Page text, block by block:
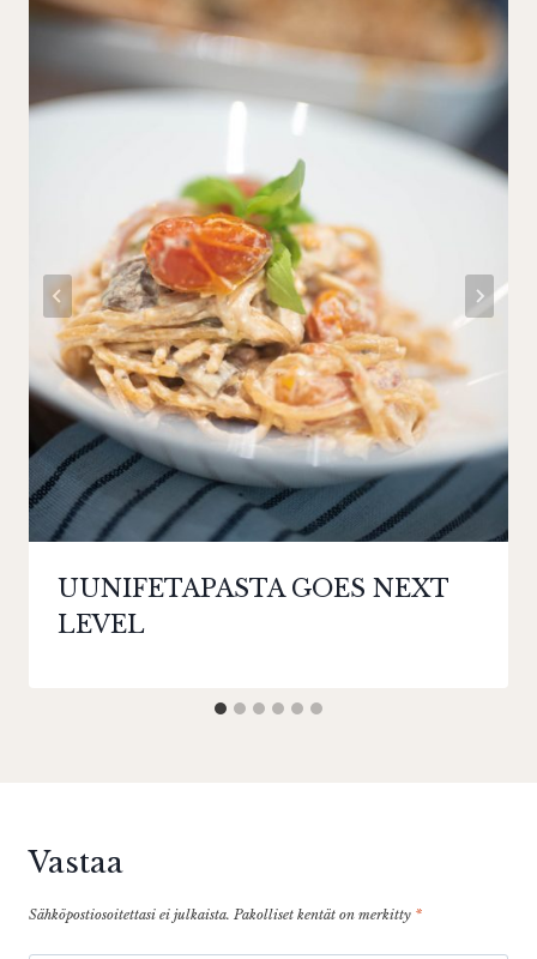
UUNIFETAPASTA GOES NEXT
LEVEL
Vastaa
Sähköpostiosoitettasi ei julkaista. Pakolliset kentät on merkitty *